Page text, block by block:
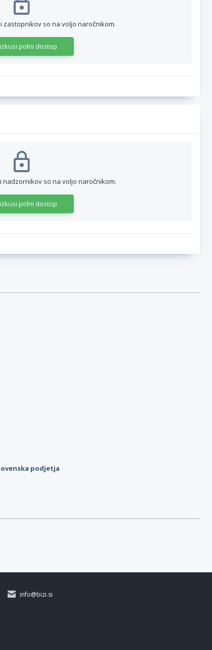
zastopnikov so na voljo naročnikom.
polni dostop
nadzornikov so na voljo naročnikom.
polni dostop
podjetja
info@bizi.si